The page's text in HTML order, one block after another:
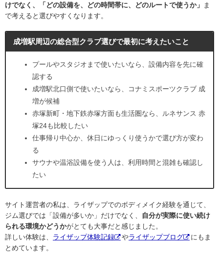
けでなく、「どの設備を、どの時間帯に、どのルートで使うか」
ま
で考えると選びやすくなります。
成増駅周辺の総合型クラブ選びで最初に考えたいこと
プールやスタジオまで使いたいなら、設備内容を先に確
認する
成増駅北口側で使いたいなら、コナミスポーツクラブ 成
増が候補
赤塚新町・地下鉄赤塚方面も生活圏なら、ルネサンス 赤
塚24も比較したい
仕事帰り中心か、休日にゆっくり使うかで選び方が変わ
る
サウナや温浴設備を使う人は、利用時間と混雑も確認し
たい
サイト運営者の私は、ライザップでのボディメイク経験を通じて、
ジム選びでは「設備が多いか」だけでなく、
自分が実際に使い続け
られる環境かどうかがとても大事だと感じました。
詳しい体験は、 ライザップ体験記録 やライザップブログ
にもま
とめています。